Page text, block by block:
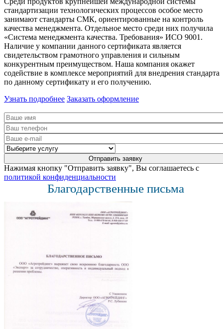
стандартизации технологических процессов особое место
занимают стандарты СМК, ориентированные на контроль
качества менеджмента. Отдельное место среди них получила
«Система менеджмента качества. Требования» ИСО 9001.
Наличие у компании данного сертификата является
свидетельством грамотного управления и сильным
конкурентным преимуществом. Наша компания окажет
содействие в комплексе мероприятий для внедрения стандарта
по данному сертификату и его получению.
Узнать подробнее Заказать оформление
Нажимая кнопку "Отправить заявку", Вы соглашаетесь с
политикой конфиденциальности
Благодарственные письма